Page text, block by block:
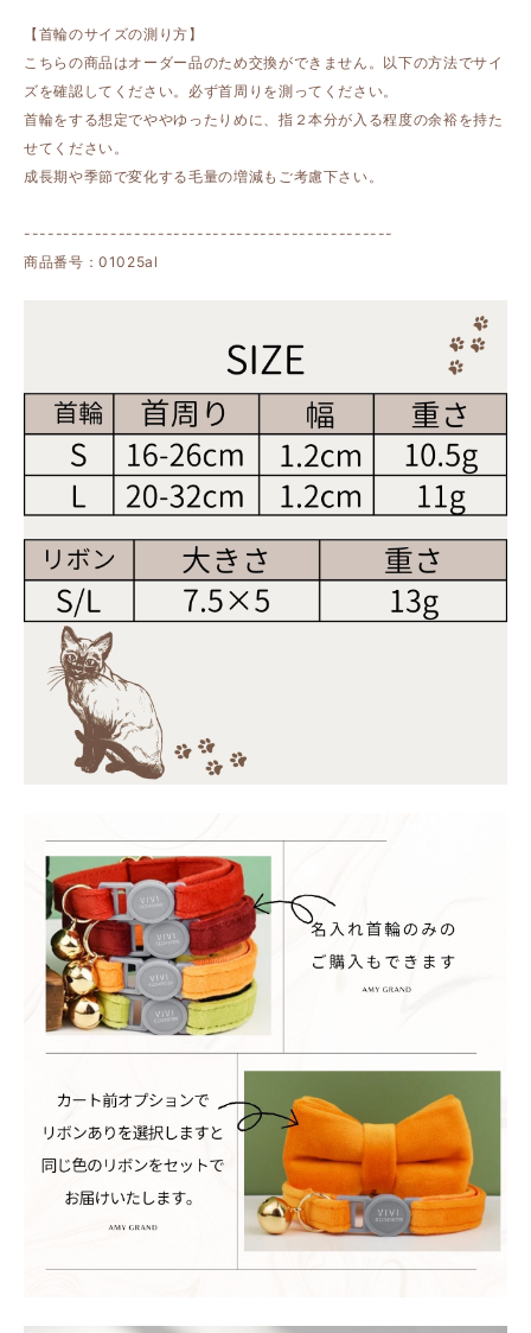
【首輪のサイズの測り方】
こちらの商品はオーダー品のため交換ができません。以下の方法でサイ
ズを確認してください。必ず首周りを測ってください。
首輪をする想定でややゆったりめに、指２本分が入る程度の余裕を持た
せてください。
成長期や季節で変化する毛量の増減もご考慮下さい。
-----------------------------------------------
商品番号：01025al